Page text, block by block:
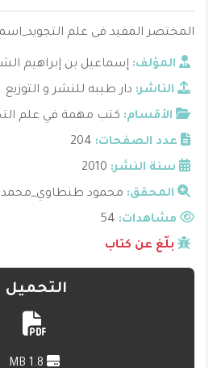
المختصر المفيد فى علم
المؤلف: إسماعيل بن إبراهيم
الناشر: دار طيبه للنشر و التوزيع
الأقسام: كتب مهمة في علم
عدد الصفحات: 204
سنة النشر: 2010
المحقق: محمود طنطاوي_محمد
مشاهدات:
بلّغ عن كتاب
التحميل